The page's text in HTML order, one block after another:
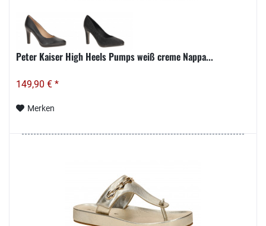
Peter Kaiser High Heels Pumps weiß creme Nappa...
149,90 € *
Merken